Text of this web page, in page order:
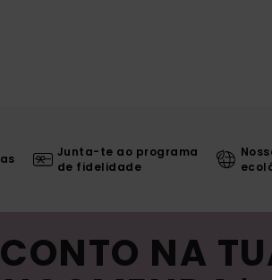
Junta-te ao programa
de fidelidade
NA